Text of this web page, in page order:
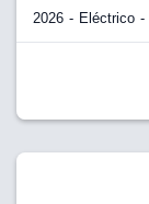
2026 Eléctrico